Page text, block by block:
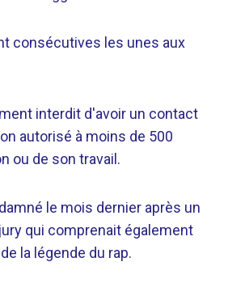
consécutives les unes aux
interdit d'avoir un contact
autorisé à moins de 500
ou de son travail.
le mois dernier après un
qui comprenait également
la légende du rap.